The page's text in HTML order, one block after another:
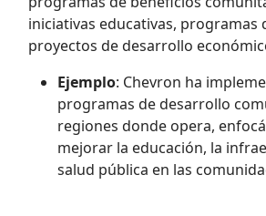
iniciativas educativas, programas
proyectos de desarrollo
Ejemplo: Chevron ha
programas de desarrollo
regiones donde opera,
mejorar la educación, la
salud pública en las